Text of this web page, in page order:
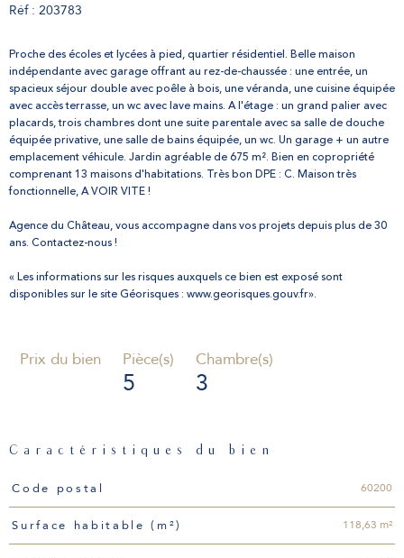
Réf : 203783
Proche des écoles et lycées à pied, quartier résidentiel. Belle maison
indépendante avec garage offrant au rez-de-chaussée : une entrée, un
spacieux séjour double avec poêle à bois, une véranda, une cuisine équipée
avec accès terrasse, un wc avec lave mains. A l'étage : un grand palier avec
placards, trois chambres dont une suite parentale avec sa salle de douche
équipée privative, une salle de bains équipée, un wc. Un garage + un autre
emplacement véhicule. Jardin agréable de 675 m². Bien en copropriété
comprenant 13 maisons d'habitations. Très bon DPE : C. Maison très
fonctionnelle, A VOIR VITE !
Agence du Château, vous accompagne dans vos projets depuis plus de 30
ans. Contactez-nous !
« Les informations sur les risques auxquels ce bien est exposé sont
disponibles sur le site Géorisques : www.georisques.gouv.fr».
Prix du bien Pièce(s)
5
Chambre(s)
3
Caractéristiques du bien
Caractéristiques Valeurs
Code postal 60200
Surface habitable (m²) 118,63 m²